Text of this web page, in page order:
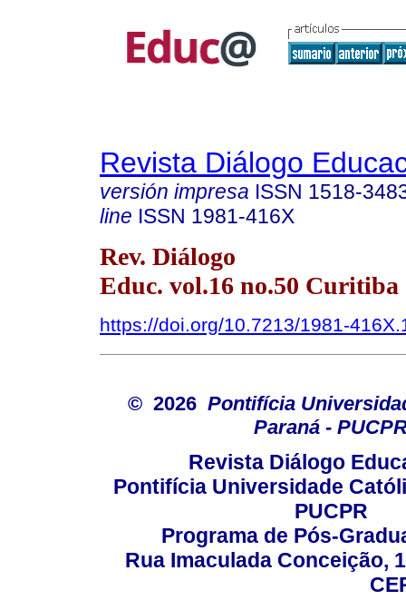
Revista Diálogo
versión impresa ISSN 1518-
line ISSN 1981-416X
Rev. Diálogo
Educ. vol.16 no.50 Curitiba
https://doi.org/10.7213/1981-
© 2026 Pontifícia
Paraná -
Revista Diálogo
Pontifícia Universidade
PUCPR
Programa de Pós-
Rua Imaculada Conceição,